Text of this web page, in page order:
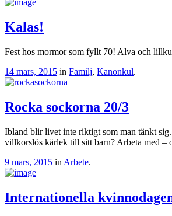
Kalas!
Fest hos mormor som fyllt 70! Alva och
14 mars, 2015 in Familj, Kanonkul.
Rocka sockorna 20/3
Ibland blir livet inte riktigt som man tänkt
villkorslös kärlek till sitt barn? Arbeta med
9 mars, 2015 in Arbete.
Internationella